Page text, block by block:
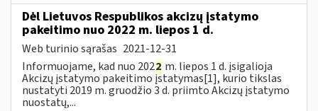
Dėl Lietuvos Respublikos akcizų įstatymo
pakeitimo nuo 2022 m. liepos 1 d.
Web turinio sąrašas 2021-12-31
Informuojame, kad nuo 2022 m. liepos 1 d. įsigalioja
Akcizų įstatymo pakeitimo įstatymas[1], kurio tikslas
nustatyti 2019 m. gruodžio 3 d. priimto Akcizų įstatymo
nuostatų,...